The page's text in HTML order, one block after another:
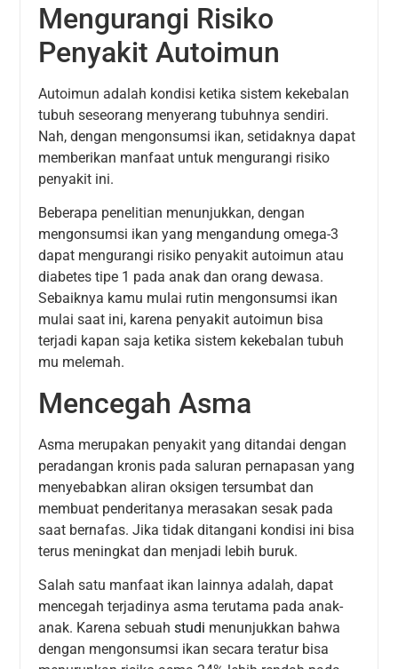
Mengurangi Risiko
Penyakit Autoimun
Autoimun adalah kondisi ketika sistem kekebalan
tubuh seseorang menyerang tubuhnya sendiri.
Nah, dengan mengonsumsi ikan, setidaknya dapat
memberikan manfaat untuk mengurangi risiko
penyakit ini.
Beberapa penelitian menunjukkan, dengan
mengonsumsi ikan yang mengandung omega-3
dapat mengurangi risiko penyakit autoimun atau
diabetes tipe 1 pada anak dan orang dewasa.
Sebaiknya kamu mulai rutin mengonsumsi ikan
mulai saat ini, karena penyakit autoimun bisa
terjadi kapan saja ketika sistem kekebalan tubuh
mu melemah.
Mencegah Asma
Asma merupakan penyakit yang ditandai dengan
peradangan kronis pada saluran pernapasan yang
menyebabkan aliran oksigen tersumbat dan
membuat penderitanya merasakan sesak pada
saat bernafas. Jika tidak ditangani kondisi ini bisa
terus meningkat dan menjadi lebih buruk.
Salah satu manfaat ikan lainnya adalah, dapat
mencegah terjadinya asma terutama pada anak-
anak. Karena sebuahstudi menunjukkan bahwa
dengan mengonsumsi ikan secara teratur bisa